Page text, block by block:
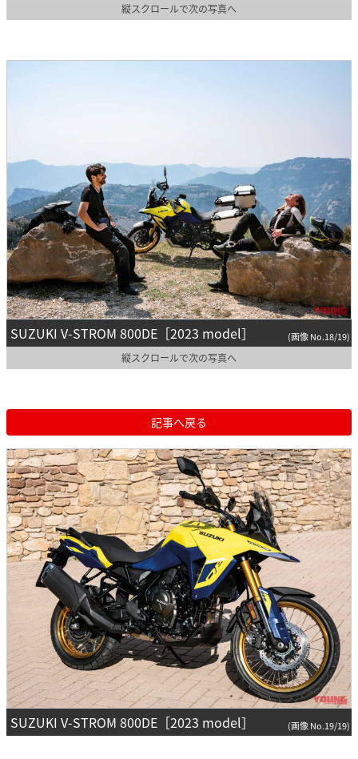
縦スクロールで次の写真へ
SUZUKI V-STROM 800DE［2023 model］ (画像 No.18/19)
縦スクロールで次の写真へ
記事へ戻る
SUZUKI V-STROM 800DE［2023 model］ (画像 No.19/19)